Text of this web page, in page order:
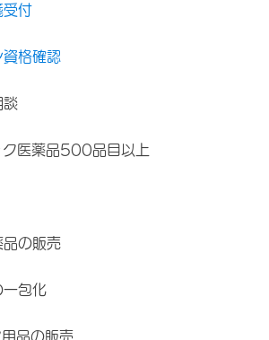
受付
資格確認
談
ク医薬品500品目以上
品の販売
一包化
品の販売